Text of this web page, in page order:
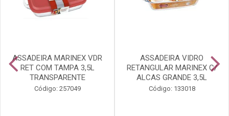
ASSADEIRA MARINEX VDR
RET COM TAMPA 3,5L
TRANSPARENTE
Código: 257049
ASSADEIRA VIDRO
RETANGULAR MARINEX C/
ALCAS GRANDE 3,5L
Código: 133018